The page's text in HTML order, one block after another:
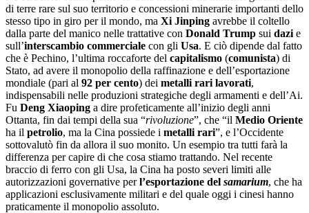
di terre rare sul suo territorio e concessioni minerarie importanti dello
stesso tipo in giro per il mondo, ma Xi Jinping avrebbe il coltello
dalla parte del manico nelle trattative con Donald Trump sui dazi e
sull’interscambio commerciale con gli Usa. E ciò dipende dal fatto
che è Pechino, l’ultima roccaforte del capitalismo (comunista) di
Stato, ad avere il monopolio della raffinazione e dell’esportazione
mondiale (pari al 92 per cento) dei metalli rari lavorati,
indispensabili nelle produzioni strategiche degli armamenti e dell’Ai.
Fu Deng Xiaoping a dire profeticamente all’inizio degli anni
Ottanta, fin dai tempi della sua “rivoluzione”, che “il Medio Oriente
ha il petrolio, ma la Cina possiede i metalli rari”, e l’Occidente
sottovalutò fin da allora il suo monito. Un esempio tra tutti farà la
differenza per capire di che cosa stiamo trattando. Nel recente
braccio di ferro con gli Usa, la Cina ha posto severi limiti alle
autorizzazioni governative perl’esportazione del samarium, che ha
applicazioni esclusivamente militari e del quale oggi i cinesi hanno
praticamente il monopolio assoluto.